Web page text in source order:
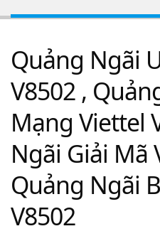
Quảng Ngãi
V8502 ,
Mạng Viettel
Ngãi Giải Mã
Quảng Ngãi
V8502